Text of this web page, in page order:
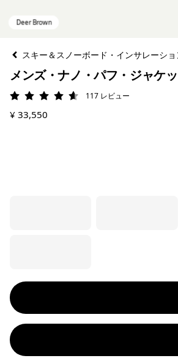
スキー＆スノーボード・インサレーシ
メンズ・ナノ・パフ・ジャケ
評価: 4.6 / 5117 レビュー
¥ 33,550